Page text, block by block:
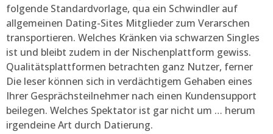
folgende Standardvorlage, qua ein Schwindler auf
allgemeinen Dating-Sites Mitglieder zum Verarschen
transportieren. Welches Kränken via schwarzen Singles
ist und bleibt zudem in der Nischenplattform gewiss.
Qualitätsplattformen betrachten ganz Nutzer, ferner
Die leser können sich in verdächtigem Gehaben eines
Ihrer Gesprächsteilnehmer nach einen Kundensupport
beilegen. Welches Spektator ist gar nicht um … herum
irgendeine Art durch Datierung.